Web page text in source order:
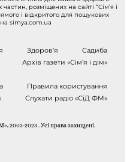
розміщених на сайті “Сім’я і
і відкритого для пошукових
simya.com.ua
Здоров’я
Садиба
Архів газети «Сім’я і дім»
Правила користування
Слухати радіо «СіД ФМ»
2003-2023 . Усі права захищені.